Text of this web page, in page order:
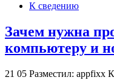
К сведению
Зачем нужна
компьютеру и
21 05 Разместил: appfixx